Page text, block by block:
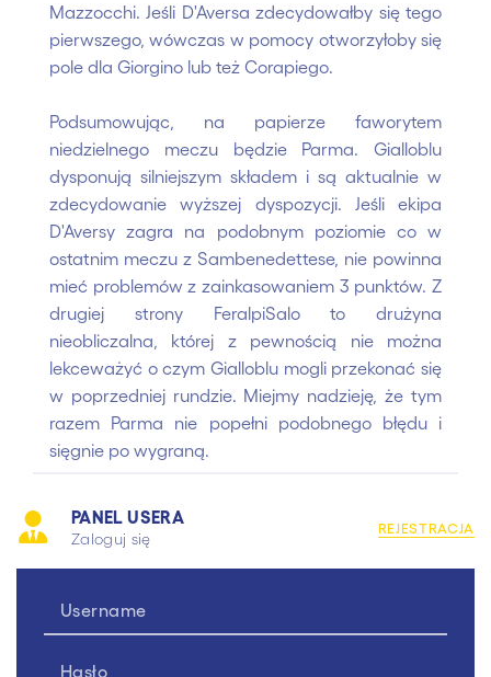
PANEL USERA
Zaloguj się
REJESTRACJA
Mazzocchi. Jeśli D'Aversa zdecydowałby się tego
pierwszego, wówczas w pomocy otworzyłoby się
pole dla Giorgino lub też Corapiego.
Podsumowując, na papierze faworytem
niedzielnego meczu będzie Parma. Gialloblu
dysponują silniejszym składem i są aktualnie w
zdecydowanie wyższej dyspozycji. Jeśli ekipa
D'Aversy zagra na podobnym poziomie co w
ostatnim meczu z Sambenedettese, nie powinna
mieć problemów z zainkasowaniem 3 punktów. Z
drugiej strony FeralpiSalo to drużyna
nieobliczalna, której z pewnością nie można
lekceważyć o czym Gialloblu mogli przekonać się
w poprzedniej rundzie. Miejmy nadzieję, że tym
razem Parma nie popełni podobnego błędu i
sięgnie po wygraną.